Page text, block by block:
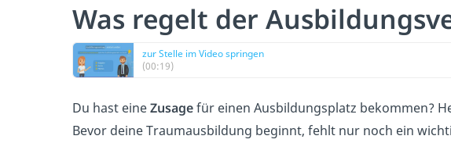
Was regelt der
zur Stelle im Video springen
(00:19)
Du hast eineZusagefür einen Ausbildungsplatz bekommen?
Bevor deine Traumausbildung beginnt, fehlt nur noch ein